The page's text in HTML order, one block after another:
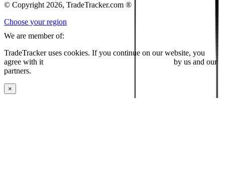
© Copyright 2026, TradeTracker.com ®
Choose your region
We are member of:
TradeTracker uses cookies. If you continue on our website, you
agree with it
by us and our
partners.
×